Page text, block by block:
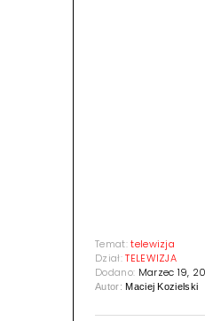
Temat:telewizja
Dział:TELEWIZJA
Dodano: Marzec 19,
Autor:Maciej Kozielski